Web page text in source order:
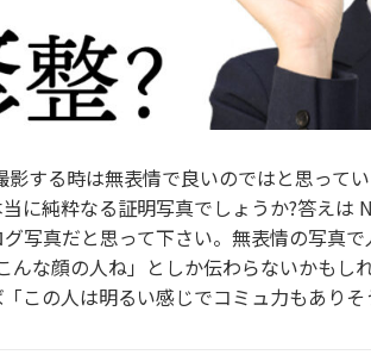
する時は無表情で良いのではと思って
に純粋なる証明写真でしょうか?答えは
写真だと思って下さい。無表情の写真
んな顔の人ね」としか伝わらないかもし
この人は明るい感じでコミュ力もあり